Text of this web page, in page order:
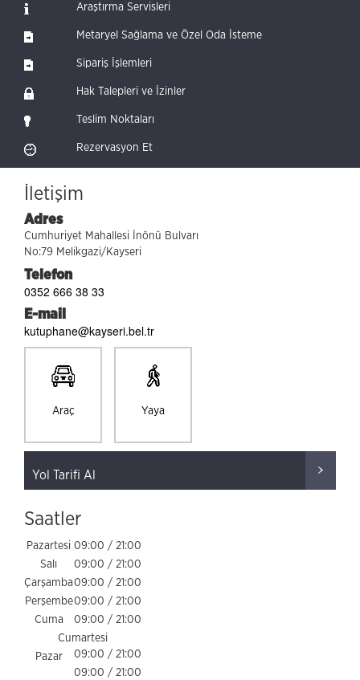
Araştırma Servisleri
Metaryel Sağlama ve Özel Oda İsteme
Sipariş İşlemleri
Hak Talepleri ve İzinler
Teslim Noktaları
Rezervasyon Et
İletişim
Adres
Cumhuriyet Mahallesi İnönü Bulvarı
No:79 Melikgazi/Kayseri
Telefon
0352 666 38 33
E-mail
kutuphane@kayseri.bel.tr
Araç Yaya
Yol Tarifi Al
Saatler
Pazartesi 09:00 / 21:00
Salı
09:00 / 21:00
Çarşamba09:00 / 21:00
Perşembe09:00 / 21:00
Cuma
09:00 / 21:00
Cumartesi
09:00 / 21:00
Pazar
09:00 / 21:00